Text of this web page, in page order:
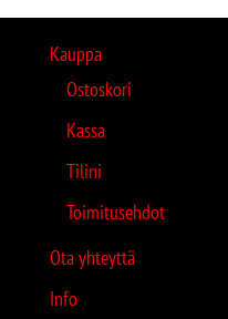
Kauppa
Ostoskori
Kassa
Tilini
Toimitusehdot
Ota yhteyttä
Info